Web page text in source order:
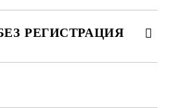
РЕГИСТРАЦИЯ